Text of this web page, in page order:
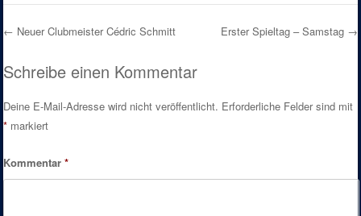
Post navigation
← Neuer Clubmeister Cédric Schmitt Erster Spieltag – Samstag →
Schreibe einen Kommentar
Deine E-Mail-Adresse wird nicht veröffentlicht. Erforderliche Felder sind mit
* markiert
Kommentar*